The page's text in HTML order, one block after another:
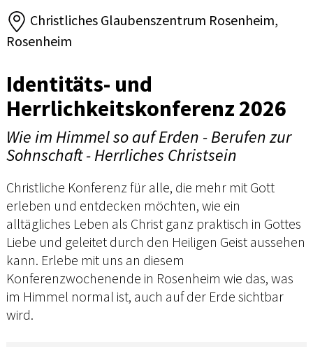
Christliches Glaubenszentrum Rosenheim,
Rosenheim
Identitäts- und
Herrlichkeitskonferenz 2026
Wie im Himmel so auf Erden - Berufen zur
Sohnschaft - Herrliches Christsein
Christliche Konferenz für alle, die mehr mit Gott
erleben und entdecken möchten, wie ein
alltägliches Leben als Christ ganz praktisch in Gottes
Liebe und geleitet durch den Heiligen Geist aussehen
kann. Erlebe mit uns an diesem
Konferenzwochenende in Rosenheim wie das, was
im Himmel normal ist, auch auf der Erde sichtbar
wird.